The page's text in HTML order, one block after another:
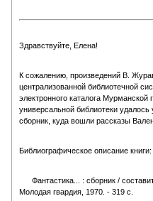
Здравствуйте, Елена!
К сожалению, произведений В.
централизованной библиотечной
электронного каталога Мурманской
универсальной библиотеки удалось
сборник, куда вошли рассказы
Библиографическое описание книги:
Фантастика... : сборник /
Молодая гвардия, 1970. - 319 с.